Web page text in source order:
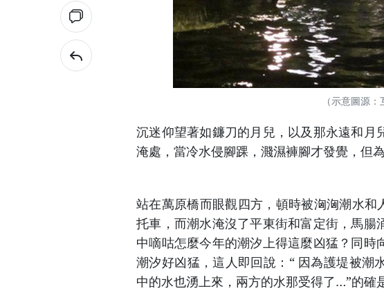
（示意圖源：
沉迷仰望著如鐮刀的月兒，以及那永遠和
淹處，當冷水侵腳踝，濺濕褲腳才發覺，但
站在萬原橋而眼觀四方，頓時被洶洶潮水
托車，而潮水淹沒了平東街和富定街，馬
中嘀咕怎麼今年的潮汐上得這麼凶猛？同
潮汐好凶猛，這人即回說：“ 因為護堤被潮
中的水也湧上來，兩方的水那受得了…”的確